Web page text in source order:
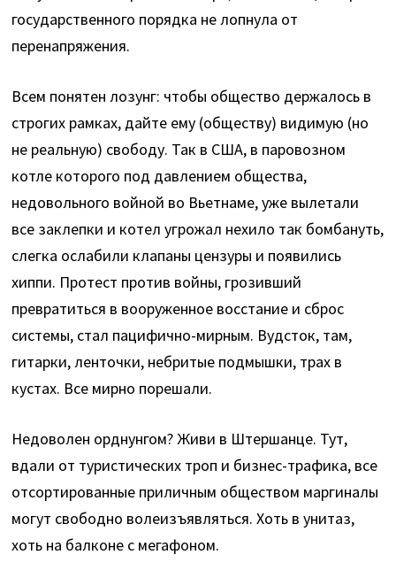
государственного порядка не лопнула от
перенапряжения.
Всем понятен лозунг: чтобы общество держалось в
строгих рамках, дайте ему (обществу) видимую (но
не реальную) свободу. Так в США, в паровозном
котле которого под давлением общества,
недовольного войной во Вьетнаме, уже вылетали
все заклепки и котел угрожал нехило так бомбануть,
слегка ослабили клапаны цензуры и появились
хиппи. Протест против войны, грозивший
превратиться в вооруженное восстание и сброс
системы, стал пацифично-мирным. Вудсток, там,
гитарки, ленточки, небритые подмышки, трах в
кустах. Все мирно порешали.
Недоволен орднунгом? Живи в Штершанце. Тут,
вдали от туристических троп и бизнес-трафика, все
отсортированные приличным обществом маргиналы
могут свободно волеизъявляться. Хоть в унитаз,
хоть на балконе с мегафоном.